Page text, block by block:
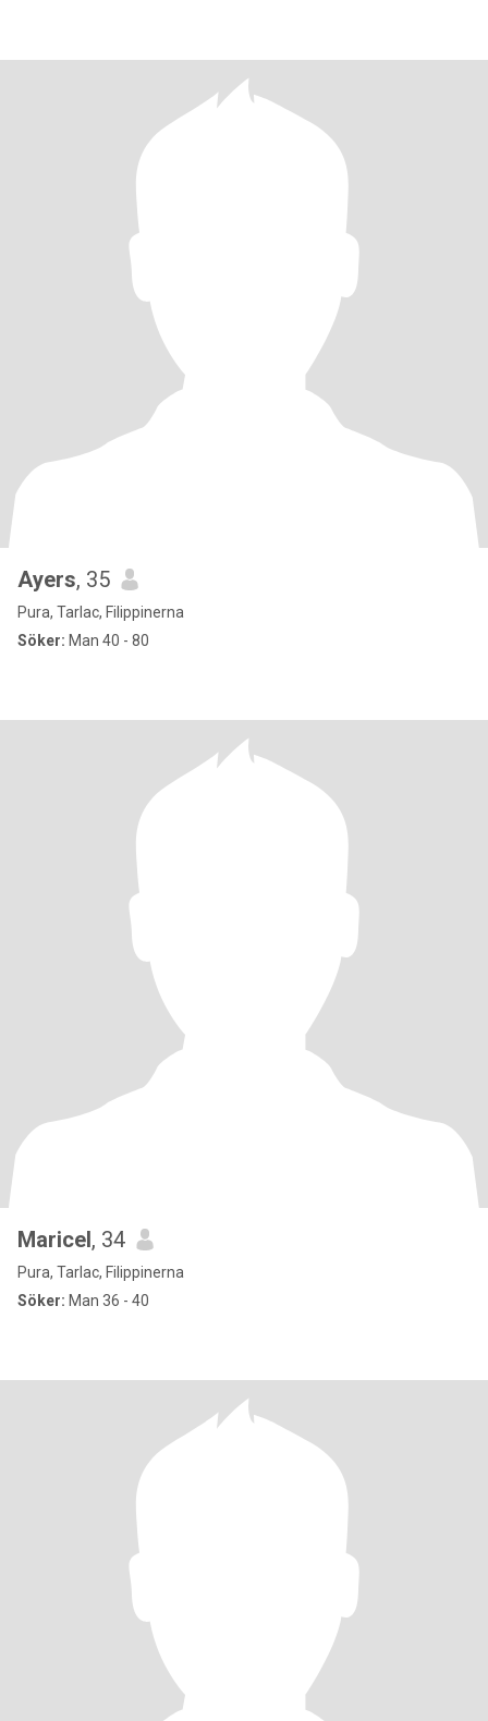
Ayers, 35
Pura, Tarlac, Filippinerna
Söker: Man 40 - 80
Maricel, 34
Pura, Tarlac, Filippinerna
Söker: Man 36 - 40